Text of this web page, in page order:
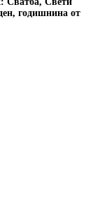
годишнина от